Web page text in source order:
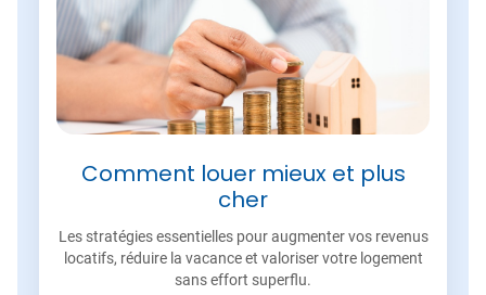
Comment louer mieux et plus
cher
Les stratégies essentielles pour augmenter vos revenus
locatifs, réduire la vacance et valoriser votre logement
sans effort superflu.